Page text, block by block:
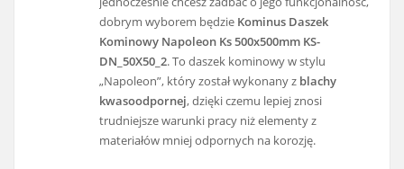
dobrym wyborem będzie Kominus Daszek
Kominowy Napoleon Ks 500x500mm KS-
DN_50X50_2. To daszek kominowy w stylu
„Napoleon”, który został wykonany z blachy
kwasoodpornej, dzięki czemu lepiej znosi
trudniejsze warunki pracy niż elementy z
materiałów mniej odpornych na korozję.